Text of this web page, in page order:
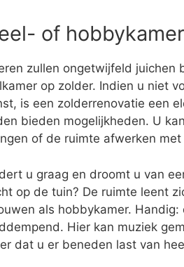
of hobbykamer
zullen ongetwijfeld juichen
op zolder. Indien u niet
is een zolderrenovatie een
bieden mogelijkheden. U
of de ruimte afwerken met
u graag en droomt u van
op de tuin? De ruimte leent
als hobbykamer.
Hier kan muziek
dat u er beneden last van